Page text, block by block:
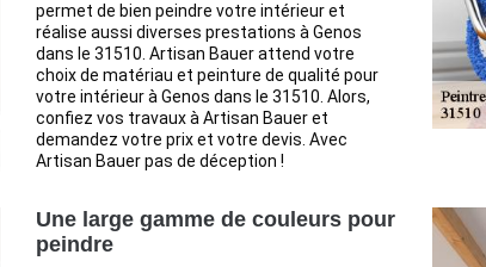
permet de bien peindre votre intérieur et
réalise aussi diverses prestations à Genos
dans le 31510. Artisan Bauer attend votre
choix de matériau et peinture de qualité pour
votre intérieur à Genos dans le 31510. Alors,
confiez vos travaux à Artisan Bauer et
demandez votre prix et votre devis. Avec
Artisan Bauer pas de déception !
Une large gamme de couleurs pour
peindre